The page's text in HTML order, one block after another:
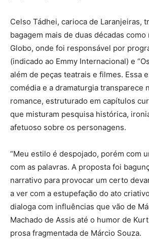
Celso Tádhei, carioca de Laranjeiras,
bagagem mais de duas décadas
Globo, onde foi responsável por
(indicado ao Emmy Internacional) e
além de peças teatrais e filmes. Essa
comédia e a dramaturgia transparece
romance, estruturado em capítulos
que misturam pesquisa histórica,
afetuoso sobre os personagens.
“Meu estilo é despojado, porém com
com as palavras. A proposta foi
narrativo para provocar um certo
a ver com a estupefação do ato
dialoga com influências que vão de
Machado de Assis até o humor de
prosa fragmentada de Márcio Souza.